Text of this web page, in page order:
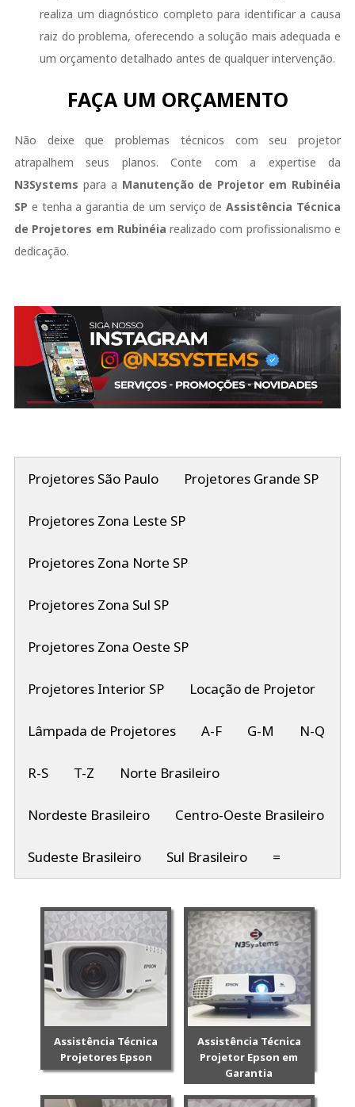
realiza um diagnóstico completo para identificar a causa
raiz do problema, oferecendo a solução mais adequada e
um orçamento detalhado antes de qualquer intervenção.
FAÇA UM ORÇAMENTO
Não deixe que problemas técnicos com seu projetor
atrapalhem seus planos. Conte com a expertise da
N3Systems para a Manutenção de Projetor em Rubinéia
SP e tenha a garantia de um serviço deAssistência Técnica
de Projetores em Rubinéia realizado com profissionalismo e
dedicação.
Projetores São Paulo Projetores Grande SP
Projetores Zona Leste SP
Projetores Zona Norte SP
Projetores Zona Sul SP
Projetores Zona Oeste SP
Projetores Interior SP Locação de Projetor
Lâmpada de Projetores A-F G-M N-Q
R-S T-Z Norte Brasileiro
Nordeste Brasileiro Centro-Oeste Brasileiro
Sudeste Brasileiro Sul Brasileiro =
Assistência Técnica
Projetores Epson
Assistência Técnica
Projetor Epson em
Garantia